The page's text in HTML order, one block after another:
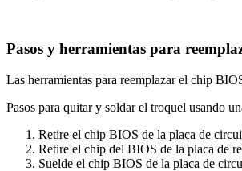
Pasos y herramientas para
Las herramientas para reemplazar el chip
Pasos para quitar y soldar el troquel usando
Retire el chip BIOS de la placa de
Retire el chip del BIOS de la placa de
Suelde el chip BIOS de la placa de